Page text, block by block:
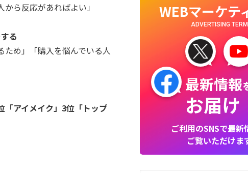
ら反応があればよい」
る
め」「購入を悩んでいる人
「アイメイク」3位「トップ
WEBマーケテ
ADVERTISING TERM
最新情報
お届け
ご利用のSNSで最新
ご覧いただけま